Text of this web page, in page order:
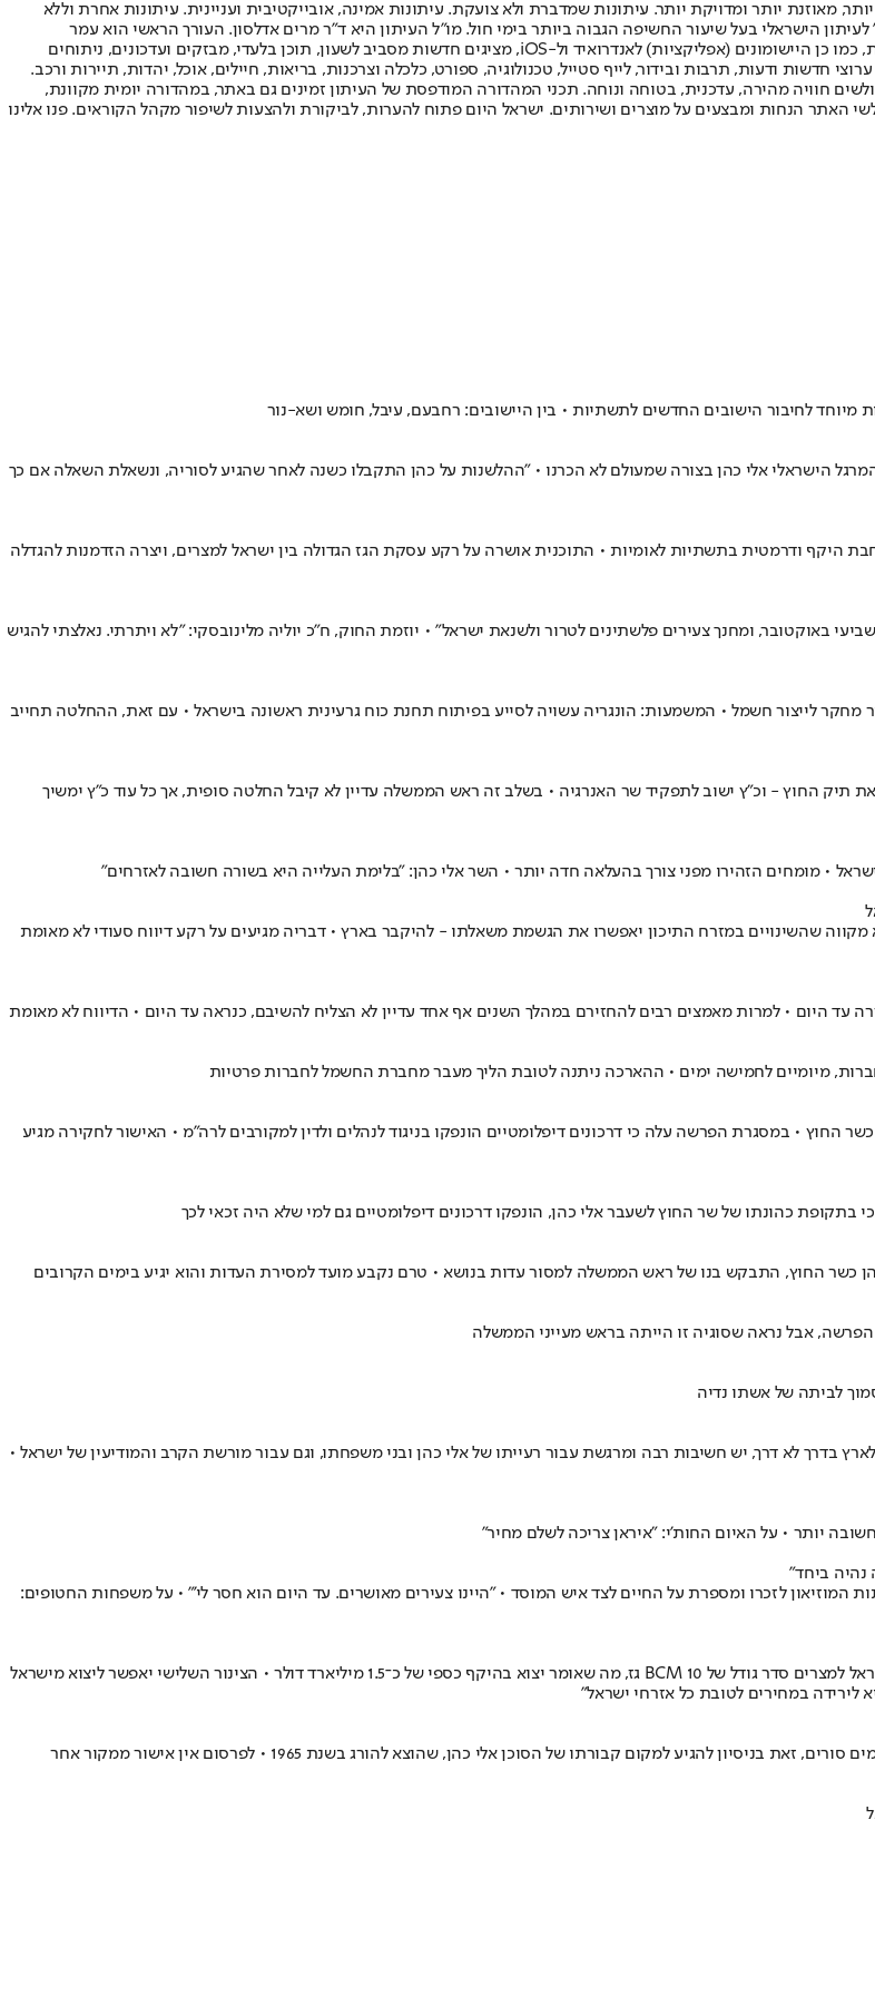
מאוזנת יותר ומדויקת יותר. עיתונות שמדברת ולא צועקת. עיתונות אמינה, אובייקטיבית ועניינית. עיתונות אחרת וללא
פורסמה ב-30 ביולי 2007, וב-2010 הפך "ישראל היום" לעיתון הישראלי בעל שיעור החשיפה הגבוה ביותר בימי חול. מו"ל העיתון היא ד"ר מרים אדלסון. העורך הראשי הוא עמר
לחמנוביץ, והעורך המייסד הוא עמוס רגב. אתרי האינטרנט של "ישראל היום" בעברית ובאנגלית, כמו כן היישומונים (אפליקציות) לאנדרואיד ול-iOS, מציגים חדשות מסביב לשעון, תוכן בלעדי, מבזקים ועדכונים, ניתוחים
חדשות ודעות, תרבות ובידור, לייף סטייל, טכנולוגיה, ספורט, כלכלה וצרכנות, בריאות, חיילים, אוכל, יהדות, תיירות ורכב.
חוויה מהירה, עדכנית, בטוחה ונוחה. תכני המהדורה המודפסת של העיתון זמינים גם באתר, במהדורה יומית מקוונת,
האתר הנחות ומבצעים על מוצרים ושירותים. ישראל היום פתוח להערות, לביקורת ולהצעות לשיפור מקהל הקוראים. פנו אלינו
מיוחד לחיבור הישובים החדשים לתשתיות • בין היישובים: רחבעם, עיבל, חומש ושא-נור
הישראלי אלי כהן בצורה שמעולם לא הכרנו • "ההלשנות על כהן התקבלו כשנה לאחר שהגיע לסוריה, ונשאלת השאלה אם כך
היקף ודרמטית בתשתיות לאומיות • התוכנית אושרה על רקע עסקת הגז הגדולה בין ישראל למצרים, ויצרה הזדמנות להגדלה
ומחנך צעירים פלשתינים לטרור ולשנאת ישראל" • יוזמת החוק, ח"כ יוליה מלינובסקי: "לא ויתרתי. ​נאלצתי להגיש
מחקר לייצור חשמל • המשמעות: הונגריה עשויה לסייע בפיתוח תחנת כוח גרעינית ראשונה בישראל • עם זאת, ההחלטה תחייב
החוץ - וכ"ץ ישוב לתפקיד שר האנרגיה • בשלב זה ראש הממשלה עדיין לא קיבל החלטה סופית, אך כל עוד כ״ץ ימשיך
• מומחים הזהירו מפני צורך בהעלאה חדה יותר • השר אלי כהן: "בלימת העלייה היא בשורה חשובה לאזרחים"
שהשינויים במזרח התיכון יאפשרו את הגשמת משאלתו - להיקבר בארץ • דבריה מגיעים על רקע דיווח סעודי לא מאומת
מיומיים לחמישה ימים • ההארכה ניתנה לטובת הליך מעבר מחברת החשמל לחברות פרטיות
• במסגרת הפרשה עלה כי דרכונים דיפלומטיים הונפקו בניגוד לנהלים ולדין למקורבים לרה"מ • האישור לחקירה מגיע
כהונתו של שר החוץ לשעבר אלי כהן, הונפקו דרכונים דיפלומטיים גם למי שלא היה זכאי לכך
החוץ, התבקש בנו של ראש הממשלה למסור עדות בנושא • טרם נקבע מועד למסירת העדות והוא יגיע בימים הקרובים
אבל נראה שסוגיה זו הייתה בראש מעייני הממשלה
לביתה של אשתו נדיה
בדרך לא דרך, יש חשיבות רבה ומרגשת עבור רעייתו של אלי כהן ובני משפחתו, וגם עבור מורשת הקרב והמודיעין של ישראל •
יותר • על האיום החות'י: "איראן צריכה לשלם מחיר"
נהיה ביחד"
המוזיאון לזכרו ומספרת על החיים לצד איש המוסד • "היינו צעירים מאושרים. עד היום הוא חסר לי'" • על משפחות החטופים:
שר האנרגיה אלי כהן אישר להקים את צינור הגז השלישי בין ישראל למצרים • כיום מייצאת ישראל למצרים סדר גודל של 10 BCM גז, מה שאומר יצוא בהיקף כספי של כ־1.5 מיליארד דולר • הצינור השלישי יאפשר ליצוא מישראל
להגיע למקום קבורתו של הסוכן אלי כהן, שהוצא להורג בשנת 1965 • לפרסום אין אישור ממקור אחר